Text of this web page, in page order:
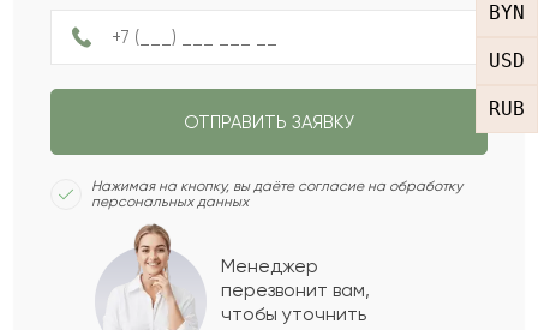
BYN
USD
RUB
СЛЕДУЮЩИЙ ВОПРОС
НАЗАД
ОТПРАВИТЬ ЗАЯВКУ
Нажимая на кнопку, вы даёте согласие на обработку
персональных данных
Менеджер
перезвонит вам,
чтобы уточнить